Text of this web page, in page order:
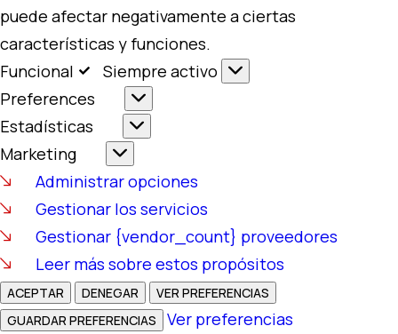
puede afectar negativamente a ciertas
características y funciones.
Funcional
Funcional
Siempre activo
Preferences
Preferences
Estadísticas
Estadísticas
Marketing
Marketing
Administrar opciones
Gestionar los servicios
Gestionar {vendor_count} proveedores
Leer más sobre estos propósitos
ACEPTAR DENEGAR
VER PREFERENCIAS
GUARDAR PREFERENCIAS
Ver preferencias